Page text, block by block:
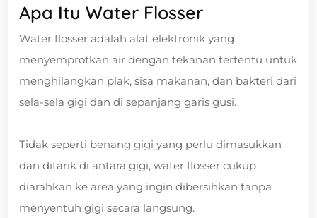
Apa Itu Water Flosser
Water flosser adalah alat elektronik yang
menyemprotkan air dengan tekanan tertentu untuk
menghilangkan plak, sisa makanan, dan bakteri dari
sela-sela gigi dan di sepanjang garis gusi.
Tidak seperti benang gigi yang perlu dimasukkan
dan ditarik di antara gigi, water flosser cukup
diarahkan ke area yang ingin dibersihkan tanpa
menyentuh gigi secara langsung.